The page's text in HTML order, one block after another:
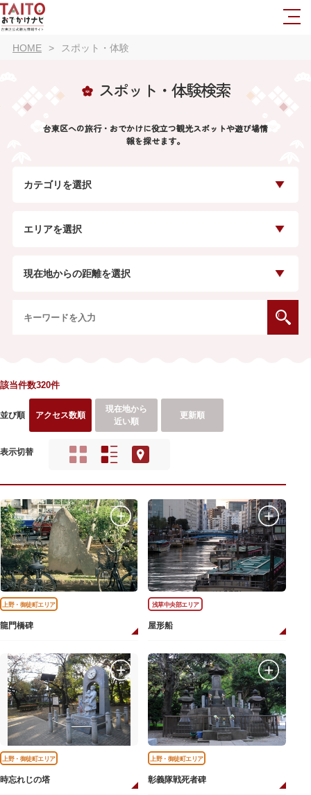
HOME スポット・体験
スポット・体験検索
台東区への旅行・おでかけに役立つ観光スポットや遊び場情
報を探せます。
カテゴリを選択
エリアを選択
現在地からの距離を選択
該当件数320件
並び順 アクセス数順
現在地から
近い順
更新順
表示切替
上野・御徒町エリア
龍門橋碑
浅草中央部エリア
屋形船
上野・御徒町エリア
時忘れじの塔
上野・御徒町エリア
彰義隊戦死者碑